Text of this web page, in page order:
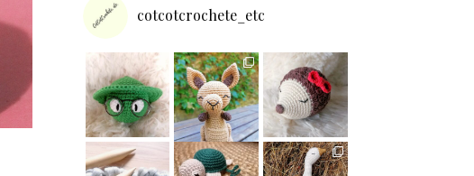
cotcotcrochete_etc